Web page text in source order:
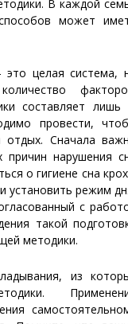
В каждой
может
целая система,
составляет
провести,
отдых. Сначала
причин нарушения
о гигиене сна
установить режим
с
такой
методики.
из